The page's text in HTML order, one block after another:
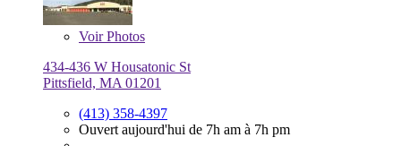
VoirPhotos
434-436 W Housatonic St
Pittsfield, MA 01201
(413) 358-4397
Ouvert aujourd'hui de 7h am à 7h pm